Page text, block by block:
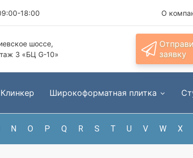
18:00 О
шоссе,
3 «БЦ G-10»
заявку
Клинкер Широкоформатная плитка
N O P Q R S T U V W X